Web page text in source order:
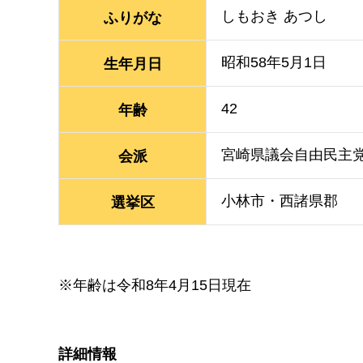
ふりがな しもおき あつし
生年月日 昭和58年5月1日
年齢 42
会派 宮崎県議会自由民主
選挙区 小林市・西諸県郡
※年齢は令和8年4月15日現在
詳細情報